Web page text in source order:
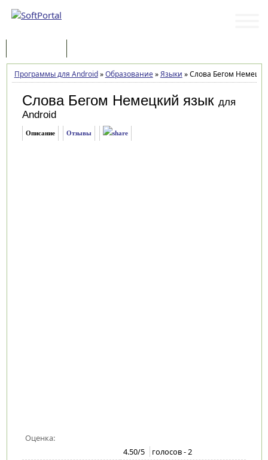
Программы для Android»Образование»Языки »Слова Бегом
Слова Бегом Немецкий язык для
Android
Описание Отзывы
Оценка:
4.50/5 голосов -2